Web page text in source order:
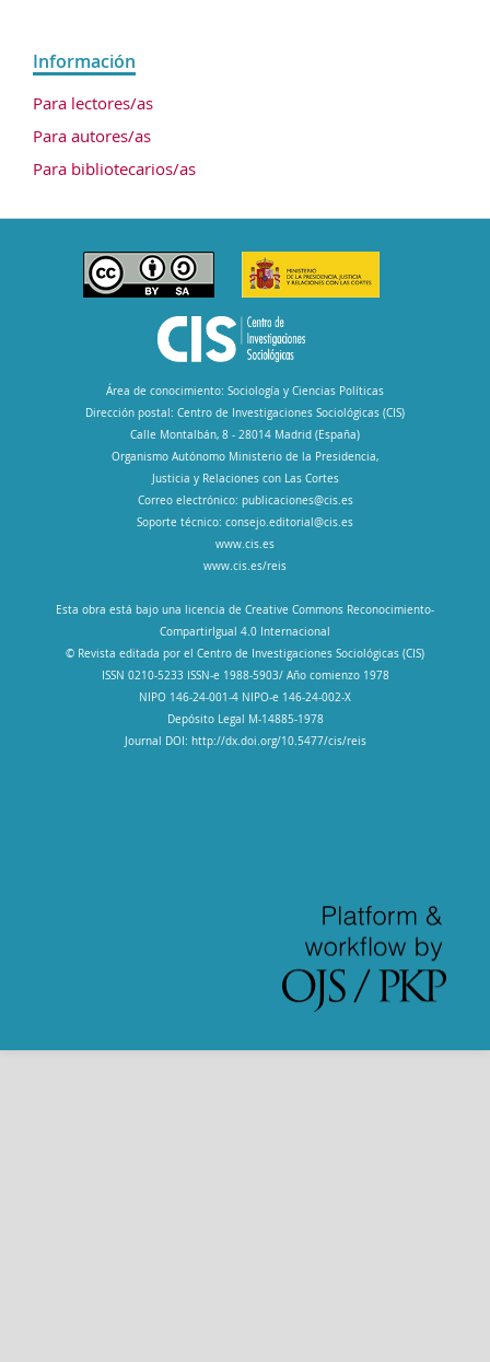
Información
Para lectores/as
Para autores/as
Para bibliotecarios/as
Área de conocimiento: Sociología y Ciencias Políticas
Dirección postal: Centro de Investigaciones Sociológicas (CIS)
Calle Montalbán, 8 - 28014 Madrid (España)
Organismo Autónomo Ministerio de la Presidencia,
Justicia y Relaciones con Las Cortes
Correo electrónico: publicaciones@cis.es
Soporte técnico: consejo.editorial@cis.es
www.cis.es
www.cis.es/reis
Esta obra está bajo una licencia de Creative Commons Reconocimiento-
CompartirIgual 4.0 Internacional
© Revista editada por el Centro de Investigaciones Sociológicas (CIS)
ISSN 0210-5233 ISSN-e 1988-5903/ Año comienzo 1978
NIPO 146-24-001-4 NIPO-e 146-24-002-X
Depósito Legal M-14885-1978
Journal DOI: http://dx.doi.org/10.5477/cis/reis